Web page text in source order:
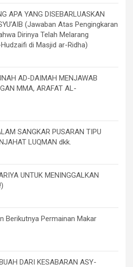
APA YANG DISEBARLUASKAN
(Jawaban Atas Pengingkaran
Dirinya Telah Melarang
di Masjid ar-Ridha)
AD-DAIMAH MENJAWAB
MMA, ARAFAT AL-
SANGKAR PUSARAN TIPU
LUQMAN dkk.
UNTUK MENINGGALKAN
Berikutnya Permainan Makar
DARI KESABARAN ASY-